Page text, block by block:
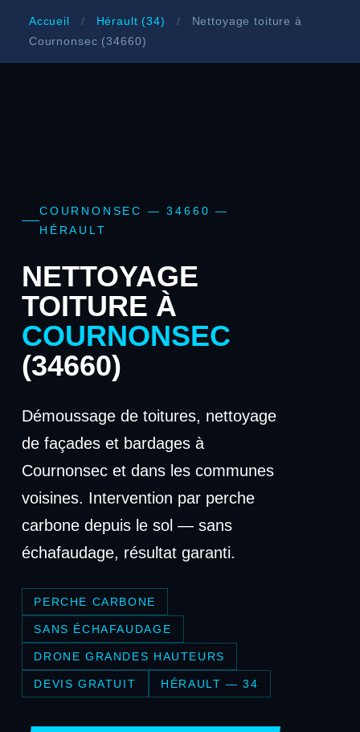
Accueil / Hérault (34) /
Nettoyage toiture à
Cournonsec (34660)
COURNONSEC — 34660 —
HÉRAULT
NETTOYAGE
TOITURE À
COURNONSEC
(34660)
Démoussage de toitures, nettoyage
de façades et bardages à
Cournonsec et dans les communes
voisines. Intervention par perche
carbone depuis le sol — sans
échafaudage, résultat garanti.
PERCHE CARBONE
SANS ÉCHAFAUDAGE
DRONE GRANDES HAUTEURS
DEVIS GRATUIT HÉRAULT — 34